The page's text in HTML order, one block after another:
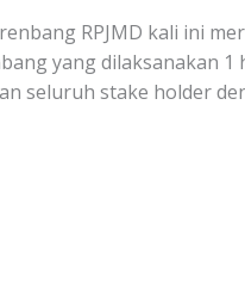
RPJMD kali ini
yang dilaksanakan 1
seluruh stake holder